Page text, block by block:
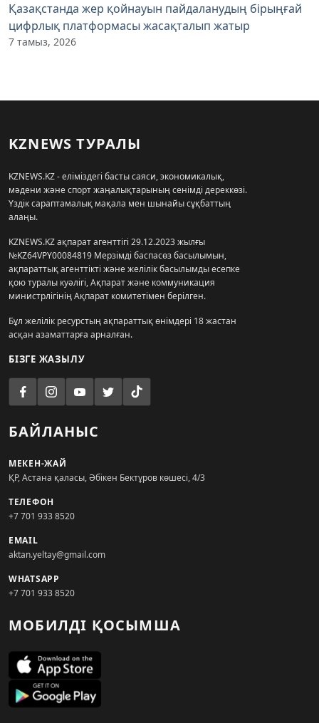
Қазақстанда жер қойнауын пайдаланудың бірыңғай
цифрлық платформасы жасақталып жатыр
7 тамыз, 2026
KZNEWS ТУРАЛЫ
KZNEWS.KZ - еліміздегі басты саяси, экономикалық,
мәдени және спорт жаңалықтарының сенімді дереккөзі.
Үздік сараптамалық мақала мен шынайы сұқбаттың
алаңы.
KZNEWS.KZ ақпарат агенттігі 29.12.2023 жылғы
№KZ64VPY00084819 Мерзімді баспасөз басылымын,
ақпараттық агенттікті және желілік басылымды есепке
қою туралы куәлігі, Ақпарат және коммуникация
министрлігінің Ақпарат комитетімен берілген.
Бұл желілік ресурстың ақпараттық өнімдері 18 жастан
асқан азаматтарға арналған.
БІЗГЕ ЖАЗЫЛУ
БАЙЛАНЫС
МЕКЕН-ЖАЙ
ҚР, Астана қаласы, Әбікен Бектұров көшесі, 4/3
ТЕЛЕФОН
+7 701 933 8520
EMAIL
aktan.yeltay@gmail.com
WHATSAPP
+7 701 933 8520
МОБИЛДІ ҚОСЫМША